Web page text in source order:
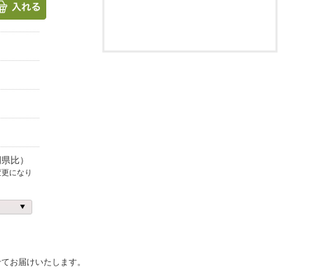
比）
になり
お届けいたします。